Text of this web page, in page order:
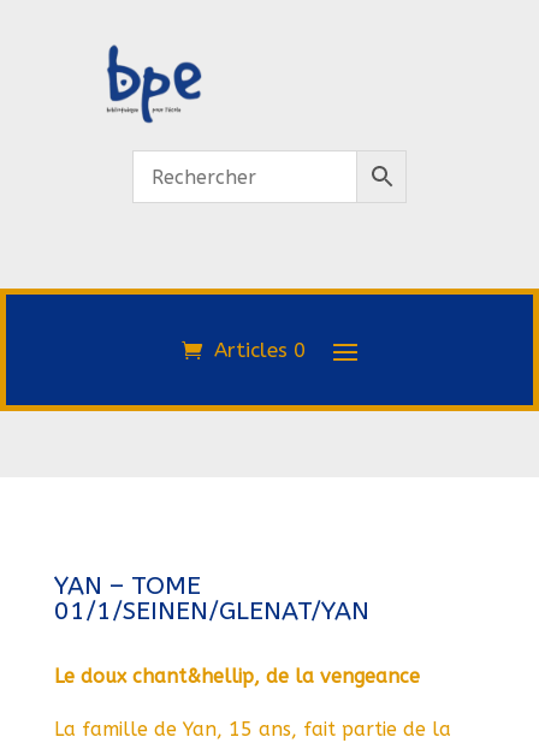
Articles 0
YAN – TOME
01/1/SEINEN/GLENAT/YAN
Le doux chant&hellip, de la vengeance
La famille de Yan, 15 ans, fait partie de la